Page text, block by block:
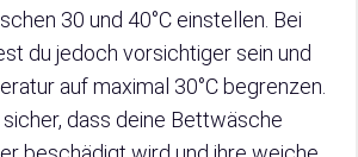
30 und 40°C einstellen. Bei
du jedoch vorsichtiger sein und
auf maximal 30°C begrenzen.
dass deine Bettwäsche